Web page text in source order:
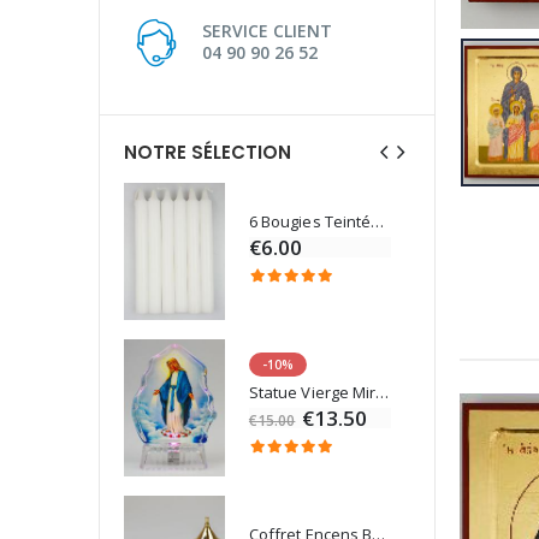
SERVICE CLIENT
04 90 90 26 52
NOTRE SÉLECTION
6 Bougies Teintées Masse Couleur Blanche
€6.00
-10%
Statue Vierge Miraculeuse Lumineuse
€15.00 €13.50
Coffret Encens Benjoin + Charbon + Brûle-encens